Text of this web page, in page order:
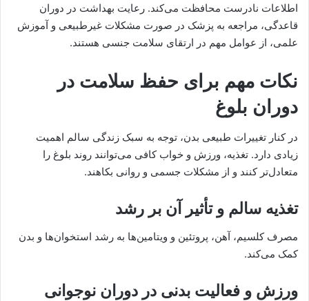
اطلاعات نادرست محافظت می‌کند. رعایت بهداشت در دوران
قاعدگی، مراجعه به پزشک در صورت مشکلات غیرطبیعی و آموزش
علمی، از عوامل مهم در ارتقای سلامت جنسی هستند.
نکات مهم برای حفظ سلامت در
دوران بلوغ
در کنار تغییرات طبیعی بدن، توجه به سبک زندگی سالم اهمیت
زیادی دارد. تغذیه، ورزش و خواب کافی می‌توانند روند بلوغ را
متعادل‌تر کنند و از مشکلات جسمی و روانی بکاهند.
تغذیه سالم و تأثیر آن بر رشد
مصرف کلسیم، آهن، پروتئین و ویتامین‌ها به رشد استخوان‌ها و بدن
کمک می‌کند.
ورزش و فعالیت بدنی در دوران نوجوانی